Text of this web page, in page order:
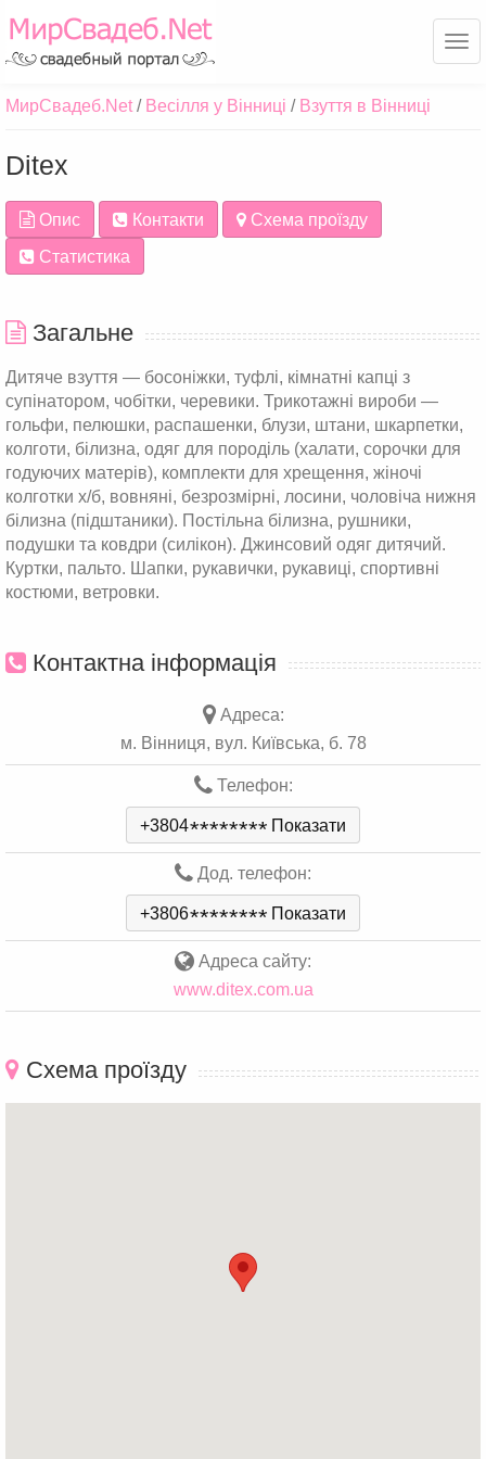
МирСвадеб.Net Весілля у Вінниці Взуття в Вінниці
Ditex
Опис Контакти
Схема проїзду
Статистика
Загальне
Дитяче взуття — босоніжки, туфлі, кімнатні капці з
супінатором, чобітки, черевики. Трикотажні вироби —
гольфи, пелюшки, распашенки, блузи, штани, шкарпетки,
колготи, білизна, одяг для породіль (халати, сорочки для
годуючих матерів), комплекти для хрещення, жіночі
колготки х/б, вовняні, безрозмірні, лосини, чоловіча нижня
білизна (підштаники). Постільна білизна, рушники,
подушки та ковдри (силікон). Джинсовий одяг дитячий.
Куртки, пальто. Шапки, рукавички, рукавиці, спортивні
костюми, ветровки.
Контактна інформація
Адреса:
м. Вінниця, вул. Київська, б. 78
Телефон:
+3804******** Показати
Дод. телефон:
+3806******** Показати
Адреса сайту:
www.ditex.com.ua
Схема проїзду